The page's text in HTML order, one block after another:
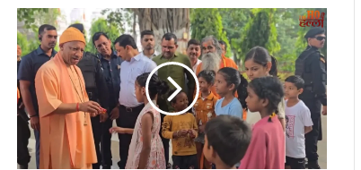
आम
लोगों
के
बीच
CM
योगी...
शिकायतों
पर
तुरंत